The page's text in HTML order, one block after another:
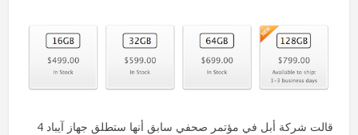
قالت شركة أبل في مؤتمر صحفي سابق أنها ستطلق جهاز آيباد 4